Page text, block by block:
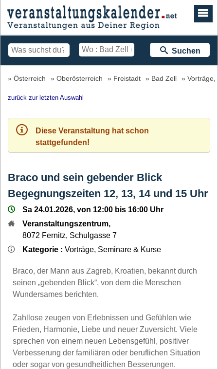
Suchen
Österreich Oberösterreich Freistadt Bad Zell Vorträge,
zurück zur letzten Auswahl
Diese Veranstaltung hat schon
stattgefunden!
Braco und sein gebender Blick
Begegnungszeiten 12, 13, 14 und 15 Uhr
Sa 24.01.2026, von 12:00 bis 16:00 Uhr
Veranstaltungszentrum,
8072 Fernitz, Schulgasse 7
Kategorie : Vorträge, Seminare & Kurse
Braco, der Mann aus Zagreb, Kroatien, bekannt durch
seinen „gebenden Blick“, von dem die Menschen
Wundersames berichten.
Zahllose zeugen von Erlebnissen und Gefühlen wie
Frieden, Harmonie, Liebe und neuer Zuversicht. Viele
sprechen von einem neuen Lebensgefühl, positiver
Verbesserung der familiären oder beruflichen Situation
oder sogar von gesundheitlichen Besserungen.